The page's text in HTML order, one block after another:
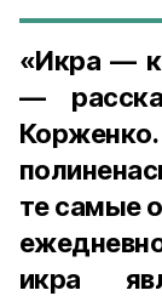
«Икра —
—
те самые
икра